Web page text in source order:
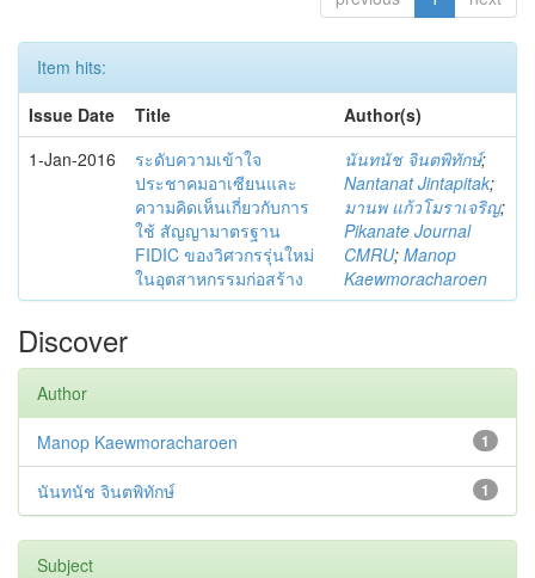
Item hits:
Issue Date
Title
Author(s)
1-Jan-2016
ระดับความเข้าใจ
ประชาคมอาเซียนและ
ความคิดเห็นเกี่ยวกับการ
ใช้ สัญญามาตรฐาน
FIDIC ของวิศวกรรุ่นใหม่
ในอุตสาหกรรมก่อสร้าง
นันทนัช จินตพิทักษ์;
Nantanat Jintapitak;
มานพ แก้วโมราเจริญ;
Pikanate Journal
CMRU; Manop
Kaewmoracharoen
Discover
Author
1
Manop Kaewmoracharoen
1
นันทนัช จินตพิทักษ์
Subject